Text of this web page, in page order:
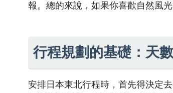
報。總的來說，如果你喜歡自然風
行程規劃的基礎：天
安排日本東北行程時，首先得決定